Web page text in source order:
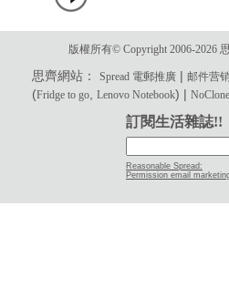
版權所有© Copyright 2006-2026
思齊網站：Spread 電郵推廣 |邮件营
(Fridge to go ,Lenovo Notebook) |